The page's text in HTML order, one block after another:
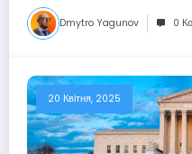
Dmytro Yagunov 0
20 Квітня, 2025